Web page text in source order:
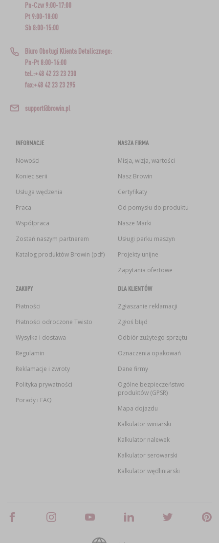
Pn-Czw 9:00-17:00
Pt 9:00-18:00
Sb 8:00-15:00
Biuro Obsługi Klienta Detalicznego:
Pn-Pt 8:00-16:00
tel.:+48 42 23 23 230
fax:+48 42 23 23 295
support@browin.pl
INFORMACJE
Nowości
Koniec serii
Usługa wędzenia
Praca
Współpraca
Zostań naszym partnerem
Katalog produktów Browin (pdf)
NASZA FIRMA
Misja, wizja, wartości
Nasz Browin
Certyfikaty
Od pomysłu do produktu
Nasze Marki
Usługi parku maszyn
Projekty unijne
Zapytania ofertowe
ZAKUPY
Płatności
Płatności odroczone Twisto
Wysyłka i dostawa
Regulamin
Reklamacje i zwroty
Polityka prywatności
Porady i FAQ
DLA KLIENTÓW
Zgłaszanie reklamacji
Zgłoś błąd
Odbiór zużytego sprzętu
Oznaczenia opakowań
Dane firmy
Ogólne bezpieczeństwo
produktów (GPSR)
Mapa dojazdu
Kalkulator winiarski
Kalkulator nalewek
Kalkulator serowarski
Kalkulator wędliniarski